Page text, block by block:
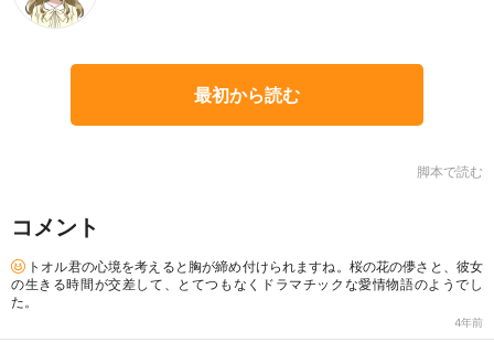
最初から読む
脚本で読む
コメント
トオル君の心境を考えると胸が締め付けられますね。桜の花の儚さと、彼女
の生きる時間が交差して、とてつもなくドラマチックな愛情物語のようでし
た。
4年前